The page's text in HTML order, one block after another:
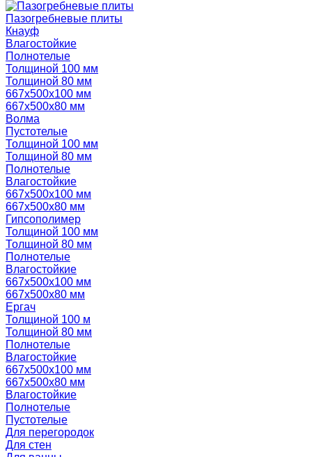
Пазогребневые плиты
Кнауф
Влагостойкие
Полнотелые
Толщиной 100 мм
Толщиной 80 мм
667х500х100 мм
667х500х80 мм
Волма
Пустотелые
Толщиной 100 мм
Толщиной 80 мм
Полнотелые
Влагостойкие
667х500х100 мм
667х500х80 мм
Гипсополимер
Толщиной 100 мм
Толщиной 80 мм
Полнотелые
Влагостойкие
667х500х100 мм
667х500х80 мм
Ергач
Толщиной 100 м
Толщиной 80 мм
Полнотелые
Влагостойкие
667х500х100 мм
667х500х80 мм
Влагостойкие
Полнотелые
Пустотелые
Для перегородок
Для стен